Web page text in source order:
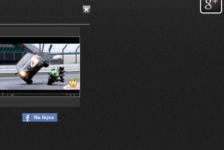
Na fejsa